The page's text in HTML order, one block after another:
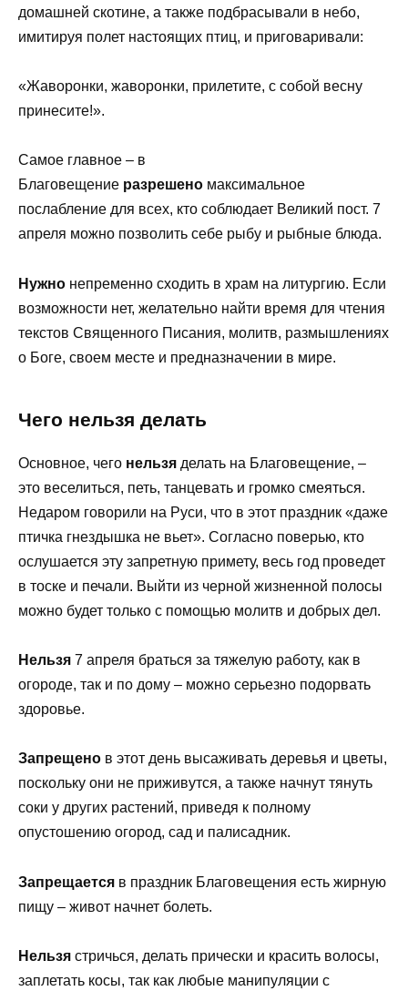
домашней скотине, а также подбрасывали в небо,
имитируя полет настоящих птиц, и приговаривали:
«Жаворонки, жаворонки, прилетите, с собой весну
принесите!».
Самое главное – в
Благовещение разрешено максимальное
послабление для всех, кто соблюдает Великий пост. 7
апреля можно позволить себе рыбу и рыбные блюда.
Нужно непременно сходить в храм на литургию. Если
возможности нет, желательно найти время для чтения
текстов Священного Писания, молитв, размышлениях
о Боге, своем месте и предназначении в мире.
Чего нельзя делать
Основное, чего нельзя делать на Благовещение, –
это веселиться, петь, танцевать и громко смеяться.
Недаром говорили на Руси, что в этот праздник «даже
птичка гнездышка не вьет». Согласно поверью, кто
ослушается эту запретную примету, весь год проведет
в тоске и печали. Выйти из черной жизненной полосы
можно будет только с помощью молитв и добрых дел.
Нельзя 7 апреля браться за тяжелую работу, как в
огороде, так и по дому – можно серьезно подорвать
здоровье.
Запрещено в этот день высаживать деревья и цветы,
поскольку они не приживутся, а также начнут тянуть
соки у других растений, приведя к полному
опустошению огород, сад и палисадник.
Запрещается в праздник Благовещения есть жирную
пищу – живот начнет болеть.
Нельзя стричься, делать прически и красить волосы,
заплетать косы, так как любые манипуляции с